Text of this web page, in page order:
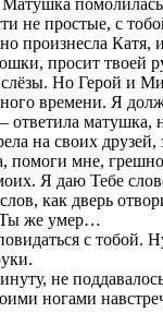
не простые, с
Катя, и
просит твоей
Но Герой и
времени. Я
матушка,
на своих
мне,
Я даю Тебе
как дверь
же умер…
с тобой.
не
ногами